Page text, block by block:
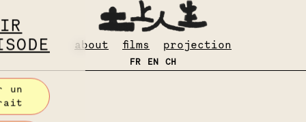
about films projection
FR EN CH
un